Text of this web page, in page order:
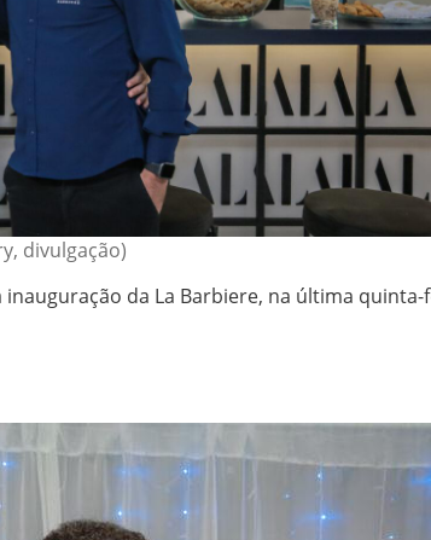
divulgação)
da La Barbiere, na última quinta-